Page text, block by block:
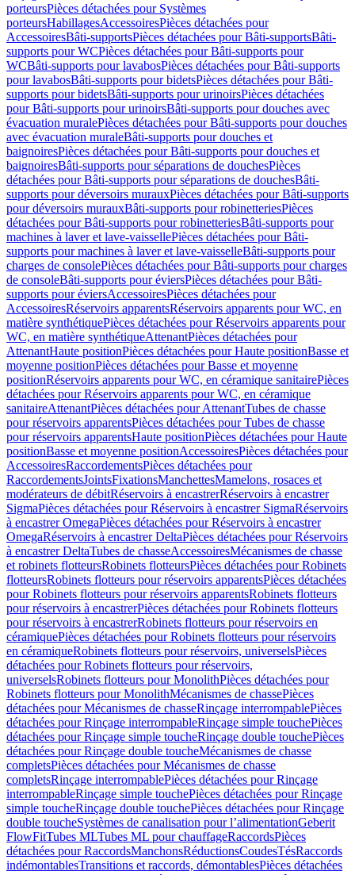
porteursPièces détachées pour Systèmes
porteursHabillagesAccessoiresPièces détachées pour
AccessoiresBâti-supportsPièces détachées pour Bâti-supportsBâti-
supports pour WCPièces détachées pour Bâti-supports pour
WCBâti-supports pour lavabosPièces détachées pour Bâti-supports
pour lavabosBâti-supports pour bidetsPièces détachées pour Bâti-
supports pour bidetsBâti-supports pour urinoirsPièces détachées
pour Bâti-supports pour urinoirsBâti-supports pour douches avec
évacuation muralePièces détachées pour Bâti-supports pour douches
avec évacuation muraleBâti-supports pour douches et
baignoiresPièces détachées pour Bâti-supports pour douches et
baignoiresBâti-supports pour séparations de douchesPièces
détachées pour Bâti-supports pour séparations de douchesBâti-
supports pour déversoirs murauxPièces détachées pour Bâti-supports
pour déversoirs murauxBâti-supports pour robinetteriesPièces
détachées pour Bâti-supports pour robinetteriesBâti-supports pour
machines à laver et lave-vaissellePièces détachées pour Bâti-
supports pour machines à laver et lave-vaisselleBâti-supports pour
charges de consolePièces détachées pour Bâti-supports pour charges
de consoleBâti-supports pour éviersPièces détachées pour Bâti-
supports pour éviersAccessoiresPièces détachées pour
AccessoiresRéservoirs apparentsRéservoirs apparents pour WC, en
matière synthétiquePièces détachées pour Réservoirs apparents pour
WC, en matière synthétiqueAttenantPièces détachées pour
AttenantHaute positionPièces détachées pour Haute positionBasse et
moyenne positionPièces détachées pour Basse et moyenne
positionRéservoirs apparents pour WC, en céramique sanitairePièces
détachées pour Réservoirs apparents pour WC, en céramique
sanitaireAttenantPièces détachées pour AttenantTubes de chasse
pour réservoirs apparentsPièces détachées pour Tubes de chasse
pour réservoirs apparentsHaute positionPièces détachées pour Haute
positionBasse et moyenne positionAccessoiresPièces détachées pour
AccessoiresRaccordementsPièces détachées pour
RaccordementsJointsFixationsManchettesMamelons, rosaces et
modérateurs de débitRéservoirs à encastrerRéservoirs à encastrer
SigmaPièces détachées pour Réservoirs à encastrer SigmaRéservoirs
à encastrer OmegaPièces détachées pour Réservoirs à encastrer
OmegaRéservoirs à encastrer DeltaPièces détachées pour Réservoirs
à encastrer DeltaTubes de chasseAccessoiresMécanismes de chasse
et robinets flotteursRobinets flotteursPièces détachées pour Robinets
flotteursRobinets flotteurs pour réservoirs apparentsPièces détachées
pour Robinets flotteurs pour réservoirs apparentsRobinets flotteurs
pour réservoirs à encastrerPièces détachées pour Robinets flotteurs
pour réservoirs à encastrerRobinets flotteurs pour réservoirs en
céramiquePièces détachées pour Robinets flotteurs pour réservoirs
en céramiqueRobinets flotteurs pour réservoirs, universelsPièces
détachées pour Robinets flotteurs pour réservoirs,
universelsRobinets flotteurs pour MonolithPièces détachées pour
Robinets flotteurs pour MonolithMécanismes de chassePièces
détachées pour Mécanismes de chasseRinçage interrompablePièces
détachées pour Rinçage interrompableRinçage simple touchePièces
détachées pour Rinçage simple toucheRinçage double touchePièces
détachées pour Rinçage double toucheMécanismes de chasse
completsPièces détachées pour Mécanismes de chasse
completsRinçage interrompablePièces détachées pour Rinçage
interrompableRinçage simple touchePièces détachées pour Rinçage
simple toucheRinçage double touchePièces détachées pour Rinçage
double toucheSystèmes de canalisation pour l’alimentationGeberit
FlowFitTubes MLTubes ML pour chauffageRaccordsPièces
détachées pour RaccordsManchonsRéductionsCoudesTésRaccords
indémontablesTransitions et raccords, démontablesPièces détachées